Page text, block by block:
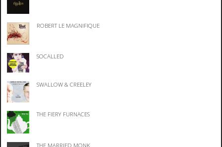
ROBERT LE MAGNIFIQUE
SOCALLED
SWALLOW & CREELEY
THE FIERY FURNACES
THE MARRIED MONK